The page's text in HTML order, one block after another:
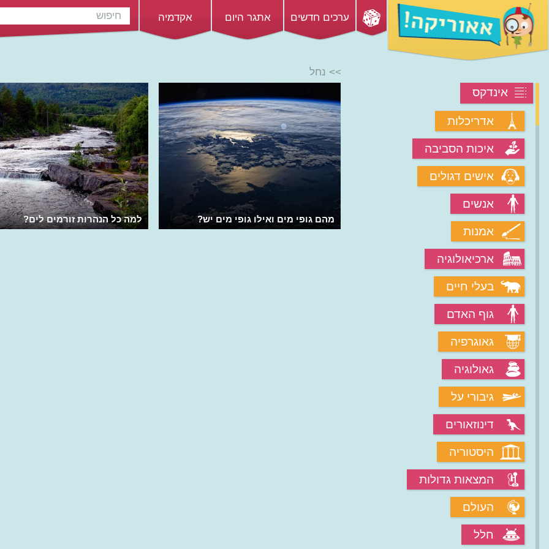
ערכים חדשים אתגר היום אקדמיה
אינדקס
אדריכלות
איכות הסביבה
אישים דגולים
אנשים
אמנות
ארכיאולוגיה
בעלי חיים
גוף האדם
גאוגרפיה
גאולוגיה
גיבורי על
דינוזאורים
היסטוריה
המצאות גדולות
העולם
חלל
>> נחל
למה כל הנהרות זורמים לים? מהם גופי מים ואילו גופי מים יש?